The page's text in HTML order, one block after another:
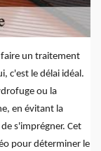
faire un traitement
c'est le délai idéal.
ou la
en évitant la
s'imprégner. Cet
pour déterminer le